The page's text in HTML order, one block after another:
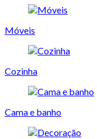
Móveis
Cozinha
Cama e banho